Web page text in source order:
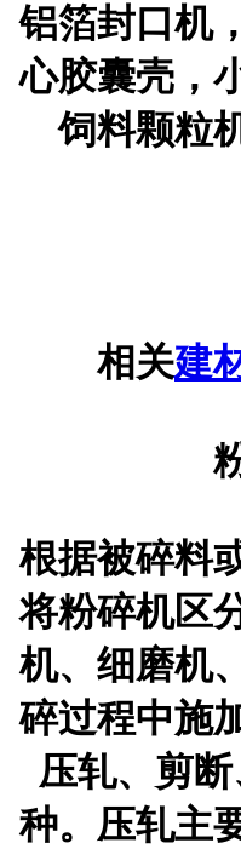
铝箔封口机
心胶囊壳，
饲料颗粒
相关建
根据被碎料
将粉碎机区
机、细磨机
碎过程中施
压轧、剪
种。压轧主